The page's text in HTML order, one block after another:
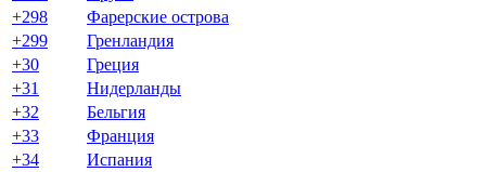
+298
Фарерские острова
+299
Гренландия
+30
Греция
+31
Нидерланды
+32
Бельгия
+33
Франция
+34
Испания